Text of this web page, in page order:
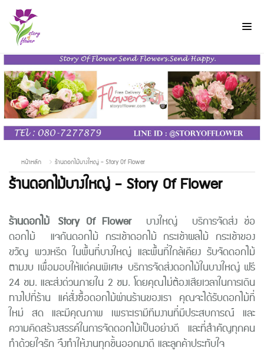
หน้าหลัก ร้านดอกไม้บางใหญ่ - Story Of Flower
ร้านดอกไม้บางใหญ่ - Story Of Flower
ร้านดอกไม้ Story Of Flower บางใหญ่
บริการจัดส่ง ช่อ
ดอกไม้
แจกันดอกไม้ กระเช้าดอกไม้ กระเช้าผลไม้ กระเช้าของ
ขวัญ พวงหรีด ในพื้นที่บางใหญ่ และพื้นที่ใกล้เคียง รับจัดดอกไม้
ตามงบ เพื่อมอบให้แด่คนพิเศษ บริการจัดส่งดอกไม้ในบางใหญ่ ฟรี
24 ชม. และส่งด่วนภายใน 2 ชม. โดยคุณไม่ต้องเสียเวลาในการเดิน
ทางไปที่ร้าน แค่สั่งซื้อดอกไม้ผ่านร้านของเรา คุณจะได้รับดอกไม้ที่
ใหม่ สด และมีคุณภาพ เพราะเรามีทีมงานที่มีประสบการณ์ และ
ความคิดสร้างสรรค์ในการจัดดอกไม้เป็นอย่างดี และที่สำคัญทุกคน
ทำด้วยใจรัก จึงทำให้งานทุกชิ้นออกมาดี และลูกค้าประทับใจ